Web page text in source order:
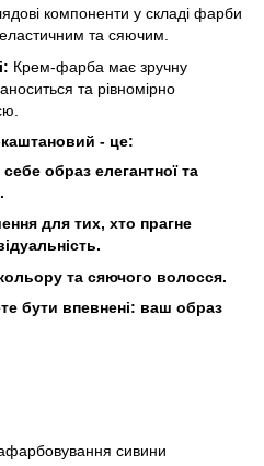
компоненти у складі фарби
та сяючим.
Крем-фарба має зручну
та рівномірно
- це:
образ елегантної та
для тих, хто прагне
та сяючого волосся.
бути впевнені: ваш образ
сивини